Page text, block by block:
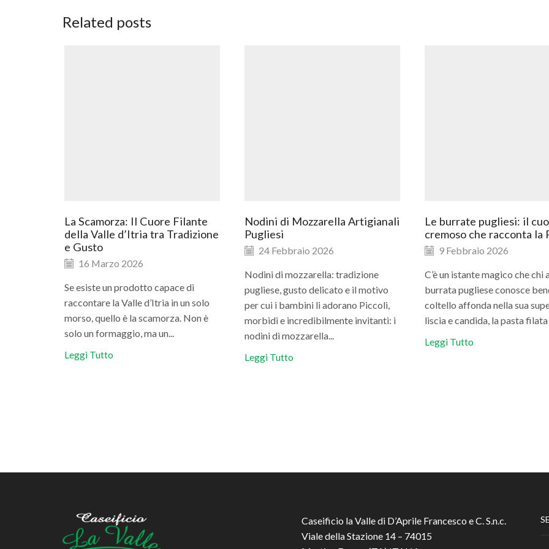
Related posts
La Scamorza: Il Cuore Filante
della Valle d’Itria tra Tradizione
e Gusto
16 Marzo 2026
Se esiste un prodotto capace di
raccontare la Valle d’Itria in un solo
morso, quello è la scamorza. Non è
solo un formaggio, ma un...
Leggi Tutto
Nodini di Mozzarella Artigianali
Pugliesi
24 Febbraio 2026
Nodini di mozzarella: tradizione
pugliese, gusto delicato e il motivo
per cui i bambini li adorano Piccoli,
morbidi e incredibilmente invitanti: i
nodini di mozzarella...
Leggi Tutto
Le burrate pugliesi: il
cremoso che racconta la
9 Febbraio 2026
C’è un istante magico che chi
burrata pugliese conosce
coltello affonda nella sua
liscia e candida, la pasta filata
Leggi Tutto
Caseificio la Valle di D’Aprile Francesco e C. S.n.c.
Viale della Stazione 14 – 74015